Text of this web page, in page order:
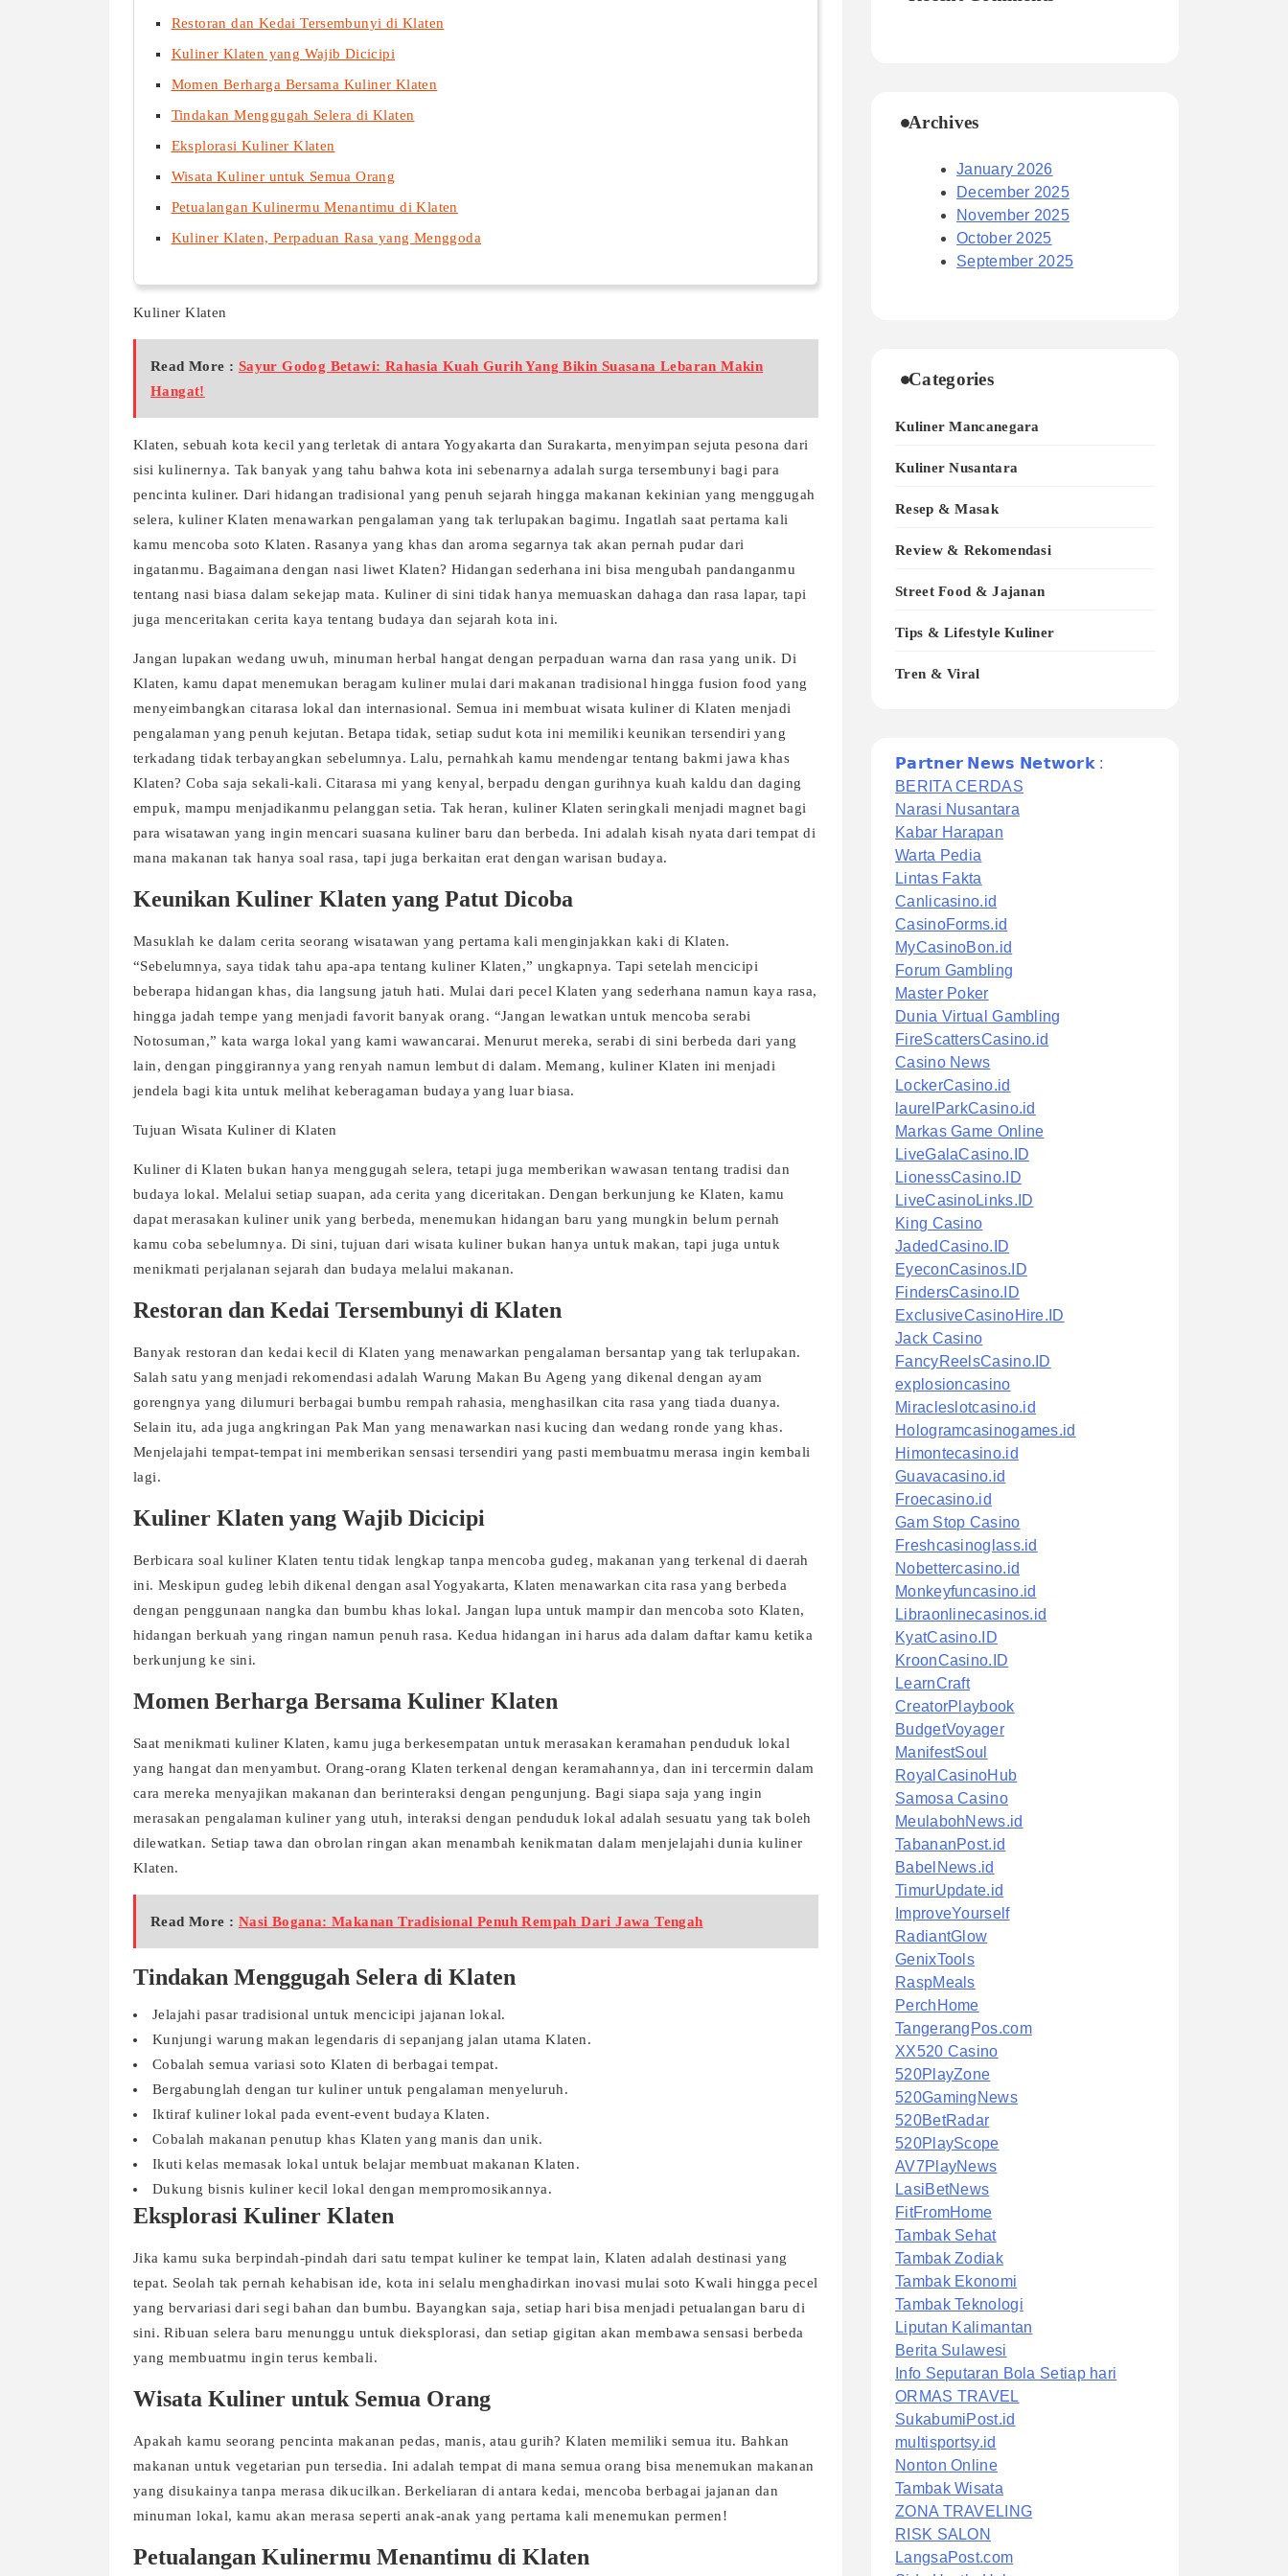
Restoran dan Kedai Tersembunyi di Klaten
Kuliner Klaten yang Wajib Dicicipi
Momen Berharga Bersama Kuliner Klaten
Tindakan Menggugah Selera di Klaten
Eksplorasi Kuliner Klaten
Wisata Kuliner untuk Semua Orang
Petualangan Kulinermu Menantimu di Klaten
Kuliner Klaten, Perpaduan Rasa yang Menggoda
Kuliner Klaten
Read More : Sayur Godog Betawi: Rahasia Kuah Gurih Yang Bikin Suasana Lebaran Makin
Hangat!
Klaten, sebuah kota kecil yang terletak di antara Yogyakarta dan Surakarta, menyimpan sejuta pesona dari
sisi kulinernya. Tak banyak yang tahu bahwa kota ini sebenarnya adalah surga tersembunyi bagi para
pencinta kuliner. Dari hidangan tradisional yang penuh sejarah hingga makanan kekinian yang menggugah
selera, kuliner Klaten menawarkan pengalaman yang tak terlupakan bagimu. Ingatlah saat pertama kali
kamu mencoba soto Klaten. Rasanya yang khas dan aroma segarnya tak akan pernah pudar dari
ingatanmu. Bagaimana dengan nasi liwet Klaten? Hidangan sederhana ini bisa mengubah pandanganmu
tentang nasi biasa dalam sekejap mata. Kuliner di sini tidak hanya memuaskan dahaga dan rasa lapar, tapi
juga menceritakan cerita kaya tentang budaya dan sejarah kota ini.
Jangan lupakan wedang uwuh, minuman herbal hangat dengan perpaduan warna dan rasa yang unik. Di
Klaten, kamu dapat menemukan beragam kuliner mulai dari makanan tradisional hingga fusion food yang
menyeimbangkan citarasa lokal dan internasional. Semua ini membuat wisata kuliner di Klaten menjadi
pengalaman yang penuh kejutan. Betapa tidak, setiap sudut kota ini memiliki keunikan tersendiri yang
terkadang tidak terbayangkan sebelumnya. Lalu, pernahkah kamu mendengar tentang bakmi jawa khas
Klaten? Coba saja sekali-kali. Citarasa mi yang kenyal, berpadu dengan gurihnya kuah kaldu dan daging
empuk, mampu menjadikanmu pelanggan setia. Tak heran, kuliner Klaten seringkali menjadi magnet bagi
para wisatawan yang ingin mencari suasana kuliner baru dan berbeda. Ini adalah kisah nyata dari tempat di
mana makanan tak hanya soal rasa, tapi juga berkaitan erat dengan warisan budaya.
Keunikan Kuliner Klaten yang Patut Dicoba
Masuklah ke dalam cerita seorang wisatawan yang pertama kali menginjakkan kaki di Klaten.
“Sebelumnya, saya tidak tahu apa-apa tentang kuliner Klaten,” ungkapnya. Tapi setelah mencicipi
beberapa hidangan khas, dia langsung jatuh hati. Mulai dari pecel Klaten yang sederhana namun kaya rasa,
hingga jadah tempe yang menjadi favorit banyak orang. “Jangan lewatkan untuk mencoba serabi
Notosuman,” kata warga lokal yang kami wawancarai. Menurut mereka, serabi di sini berbeda dari yang
lain, dengan pinggirannya yang renyah namun lembut di dalam. Memang, kuliner Klaten ini menjadi
jendela bagi kita untuk melihat keberagaman budaya yang luar biasa.
Tujuan Wisata Kuliner di Klaten
Kuliner di Klaten bukan hanya menggugah selera, tetapi juga memberikan wawasan tentang tradisi dan
budaya lokal. Melalui setiap suapan, ada cerita yang diceritakan. Dengan berkunjung ke Klaten, kamu
dapat merasakan kuliner unik yang berbeda, menemukan hidangan baru yang mungkin belum pernah
kamu coba sebelumnya. Di sini, tujuan dari wisata kuliner bukan hanya untuk makan, tapi juga untuk
menikmati perjalanan sejarah dan budaya melalui makanan.
Restoran dan Kedai Tersembunyi di Klaten
Banyak restoran dan kedai kecil di Klaten yang menawarkan pengalaman bersantap yang tak terlupakan.
Salah satu yang menjadi rekomendasi adalah Warung Makan Bu Ageng yang dikenal dengan ayam
gorengnya yang dilumuri berbagai bumbu rempah rahasia, menghasilkan cita rasa yang tiada duanya.
Selain itu, ada juga angkringan Pak Man yang menawarkan nasi kucing dan wedang ronde yang khas.
Menjelajahi tempat-tempat ini memberikan sensasi tersendiri yang pasti membuatmu merasa ingin kembali
lagi.
Kuliner Klaten yang Wajib Dicicipi
Berbicara soal kuliner Klaten tentu tidak lengkap tanpa mencoba gudeg, makanan yang terkenal di daerah
ini. Meskipun gudeg lebih dikenal dengan asal Yogyakarta, Klaten menawarkan cita rasa yang berbeda
dengan penggunaan nangka dan bumbu khas lokal. Jangan lupa untuk mampir dan mencoba soto Klaten,
hidangan berkuah yang ringan namun penuh rasa. Kedua hidangan ini harus ada dalam daftar kamu ketika
berkunjung ke sini.
Momen Berharga Bersama Kuliner Klaten
Saat menikmati kuliner Klaten, kamu juga berkesempatan untuk merasakan keramahan penduduk lokal
yang hangat dan menyambut. Orang-orang Klaten terkenal dengan keramahannya, dan ini tercermin dalam
cara mereka menyajikan makanan dan berinteraksi dengan pengunjung. Bagi siapa saja yang ingin
merasakan pengalaman kuliner yang utuh, interaksi dengan penduduk lokal adalah sesuatu yang tak boleh
dilewatkan. Setiap tawa dan obrolan ringan akan menambah kenikmatan dalam menjelajahi dunia kuliner
Klaten.
Read More : Nasi Bogana: Makanan Tradisional Penuh Rempah Dari Jawa Tengah
Tindakan Menggugah Selera di Klaten
Jelajahi pasar tradisional untuk mencicipi jajanan lokal.
Kunjungi warung makan legendaris di sepanjang jalan utama Klaten.
Cobalah semua variasi soto Klaten di berbagai tempat.
Bergabunglah dengan tur kuliner untuk pengalaman menyeluruh.
Iktiraf kuliner lokal pada event-event budaya Klaten.
Cobalah makanan penutup khas Klaten yang manis dan unik.
Ikuti kelas memasak lokal untuk belajar membuat makanan Klaten.
Dukung bisnis kuliner kecil lokal dengan mempromosikannya.
Eksplorasi Kuliner Klaten
Jika kamu suka berpindah-pindah dari satu tempat kuliner ke tempat lain, Klaten adalah destinasi yang
tepat. Seolah tak pernah kehabisan ide, kota ini selalu menghadirkan inovasi mulai soto Kwali hingga pecel
yang bervariasi dari segi bahan dan bumbu. Bayangkan saja, setiap hari bisa menjadi petualangan baru di
sini. Ribuan selera baru menunggu untuk dieksplorasi, dan setiap gigitan akan membawa sensasi berbeda
yang membuatmu ingin terus kembali.
Wisata Kuliner untuk Semua Orang
Apakah kamu seorang pencinta makanan pedas, manis, atau gurih? Klaten memiliki semua itu. Bahkan
makanan untuk vegetarian pun tersedia. Ini adalah tempat di mana semua orang bisa menemukan makanan
yang disukainya tanpa merasa dikucilkan. Berkeliaran di antara kedai, mencoba berbagai jajanan dan
minuman lokal, kamu akan merasa seperti anak-anak yang pertama kali menemukan permen!
Petualangan Kulinermu Menantimu di Klaten
Archives
January 2026
December 2025
November 2025
October 2025
September 2025
Categories
Kuliner Mancanegara
Kuliner Nusantara
Resep & Masak
Review & Rekomendasi
Street Food & Jajanan
Tips & Lifestyle Kuliner
Tren & Viral
𝗣𝗮𝗿𝘁𝗻𝗲𝗿 𝗡𝗲𝘄𝘀 𝗡𝗲𝘁𝘄𝗼𝗿𝗸 :
BERITA CERDAS
Narasi Nusantara
Kabar Harapan
Warta Pedia
Lintas Fakta
Canlicasino.id
CasinoForms.id
MyCasinoBon.id
Forum Gambling
Master Poker
Dunia Virtual Gambling
FireScattersCasino.id
Casino News
LockerCasino.id
laurelParkCasino.id
Markas Game Online
LiveGalaCasino.ID
LionessCasino.ID
LiveCasinoLinks.ID
King Casino
JadedCasino.ID
EyeconCasinos.ID
FindersCasino.ID
ExclusiveCasinoHire.ID
Jack Casino
FancyReelsCasino.ID
explosioncasino
Miracleslotcasino.id
Hologramcasinogames.id
Himontecasino.id
Guavacasino.id
Froecasino.id
Gam Stop Casino
Freshcasinoglass.id
Nobettercasino.id
Monkeyfuncasino.id
Libraonlinecasinos.id
KyatCasino.ID
KroonCasino.ID
LearnCraft
CreatorPlaybook
BudgetVoyager
ManifestSoul
RoyalCasinoHub
Samosa Casino
MeulabohNews.id
TabananPost.id
BabelNews.id
TimurUpdate.id
ImproveYourself
RadiantGlow
GenixTools
RaspMeals
PerchHome
TangerangPos.com
XX520 Casino
520PlayZone
520GamingNews
520BetRadar
520PlayScope
AV7PlayNews
LasiBetNews
FitFromHome
Tambak Sehat
Tambak Zodiak
Tambak Ekonomi
Tambak Teknologi
Liputan Kalimantan
Berita Sulawesi
Info Seputaran Bola Setiap hari
ORMAS TRAVEL
SukabumiPost.id
multisportsy.id
Nonton Online
Tambak Wisata
ZONA TRAVELING
RISK SALON
LangsaPost.com